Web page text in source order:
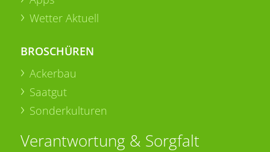
Wetter Aktuell
BROSCHÜREN
Ackerbau
Saatgut
Sonderkulturen
Verantwortung & Sorgfalt